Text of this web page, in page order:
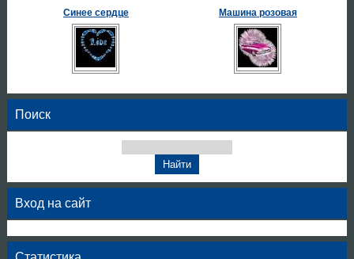
Синее сердце Машина розовая
Поиск
Вход на сайт